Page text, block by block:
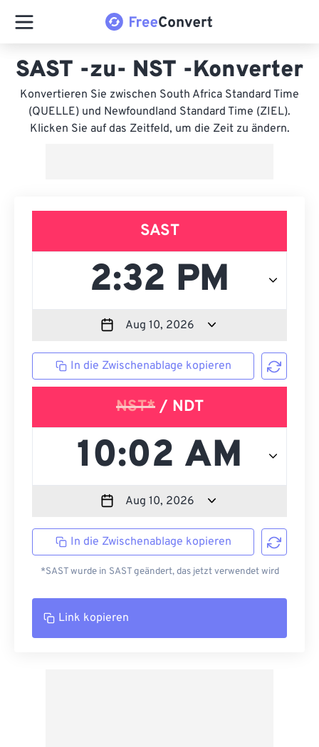
SAST -zu- NST -Konverter
Konvertieren Sie zwischen South Africa Standard Time
(QUELLE) und Newfoundland Standard Time (ZIEL).
Klicken Sie auf das Zeitfeld, um die Zeit zu ändern.
SAST
In die Zwischenablage kopieren
NST*/ NDT
In die Zwischenablage kopieren
*SAST wurde in SAST geändert, das jetzt verwendet wird
Link kopieren